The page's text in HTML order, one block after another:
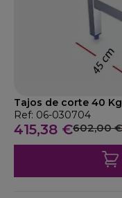
Tajos de corte 40
Ref: 06-030704
415,38 €602,00 €